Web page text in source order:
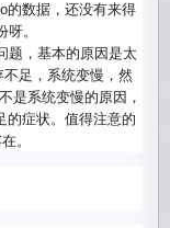
的数据，还没有来得
。
题，基本的原因是太
足， 系统变慢，然
是系统变慢的原因，
的症状。值得注意的
。